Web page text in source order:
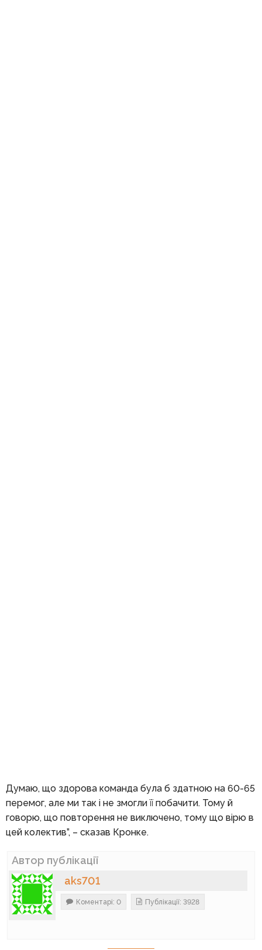
Думаю, що здорова команда була б здатною на 60-65
перемог, але ми так і не змогли її побачити. Тому й
говорю, що повторення не виключено, тому що вірю в
цей колектив”, – сказав Кронке.
Автор публікації
aks701
Коментарі: 0 Публікації: 3928